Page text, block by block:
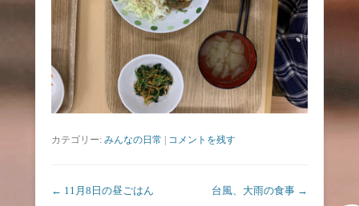
カテゴリー: みんなの日常 | コメントを残す
投稿ナビゲーション
← 11月8日の昼ごはん 台風、大雨の食事 →